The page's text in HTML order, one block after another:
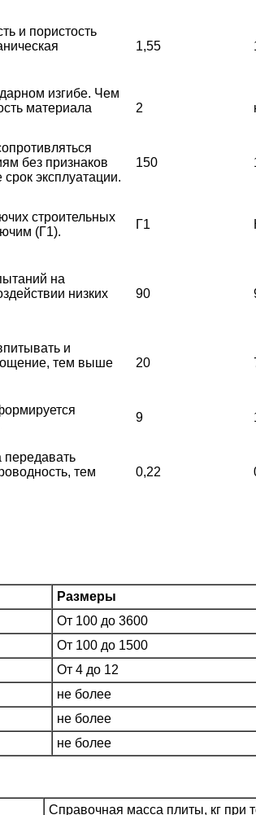
и пористость
1,55
изгибе. Чем
материала
2
без признаков
эксплуатации.
150
строительных
(Г1).
Г1
на
низких
90
и
тем выше
20
9
передавать
тем
0,22
Размеры
От 100 до 3600
От 100 до 1500
От 4 до 12
не более
не более
не более
Справочная масса плиты, кг при